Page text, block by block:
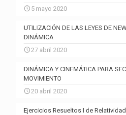
5 mayo 2020
UTILIZACIÓN DE LAS LEYES DE
DINÁMICA
27 abril 2020
DINÁMICA Y CINEMÁTICA PARA
MOVIMIENTO
20 abril 2020
Ejercicios Resueltos I de